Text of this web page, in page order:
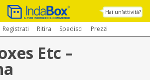
Hai un'attività?
Registrati Ritira Spedisci Prezzi
Etc –